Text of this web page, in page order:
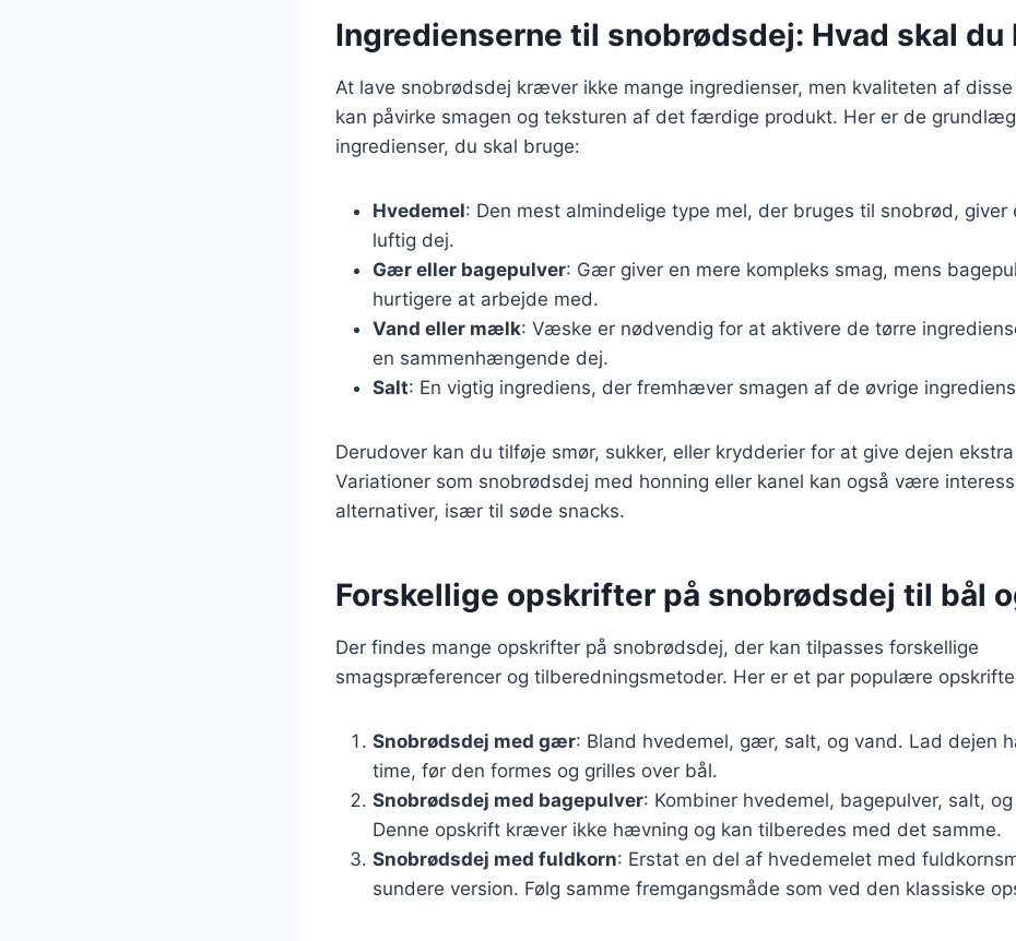
Ingredienserne til snobrødsdej: Hvad skal du
At lave snobrødsdej kræver ikke mange ingredienser, men kvaliteten af
kan påvirke smagen og teksturen af det færdige produkt. Her er de
ingredienser, du skal bruge:
Hvedemel: Den mest almindelige type mel, der bruges til snobrød, giver
luftig dej.
Gær eller bagepulver: Gær giver en mere kompleks smag, mens
hurtigere at arbejde med.
Vand eller mælk: Væske er nødvendig for at aktivere de tørre
en sammenhængende dej.
Salt: En vigtig ingrediens, der fremhæver smagen af de øvrige
Derudover kan du tilføje smør, sukker, eller krydderier for at give dejen
Variationer som snobrødsdej med honning eller kanel kan også være
alternativer, især til søde snacks.
Forskellige opskrifter på snobrødsdej til bål
Der findes mange opskrifter på snobrødsdej, der kan tilpasses forskellige
smagspræferencer og tilberedningsmetoder. Her er et par populære
Snobrødsdej med gær: Bland hvedemel, gær, salt, og vand. Lad dejen
time, før den formes og grilles over bål.
Snobrødsdej med bagepulver: Kombiner hvedemel, bagepulver, salt,
Denne opskrift kræver ikke hævning og kan tilberedes med det samme.
Snobrødsdej med fuldkorn: Erstat en del af hvedemelet med
sundere version. Følg samme fremgangsmåde som ved den klassiske